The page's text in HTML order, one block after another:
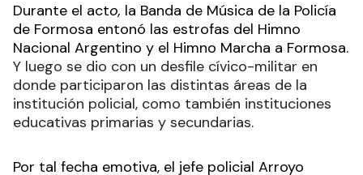
Durante el acto, la Banda de Música de la Policía
de Formosa entonó las estrofas del Himno
Nacional Argentino y el Himno Marcha a Formosa.
Y luego se dio con un desfile cívico-militar en
donde participaron las distintas áreas de la
institución policial, como también instituciones
educativas primarias y secundarias.
Por tal fecha emotiva, el jefe policial Arroyo